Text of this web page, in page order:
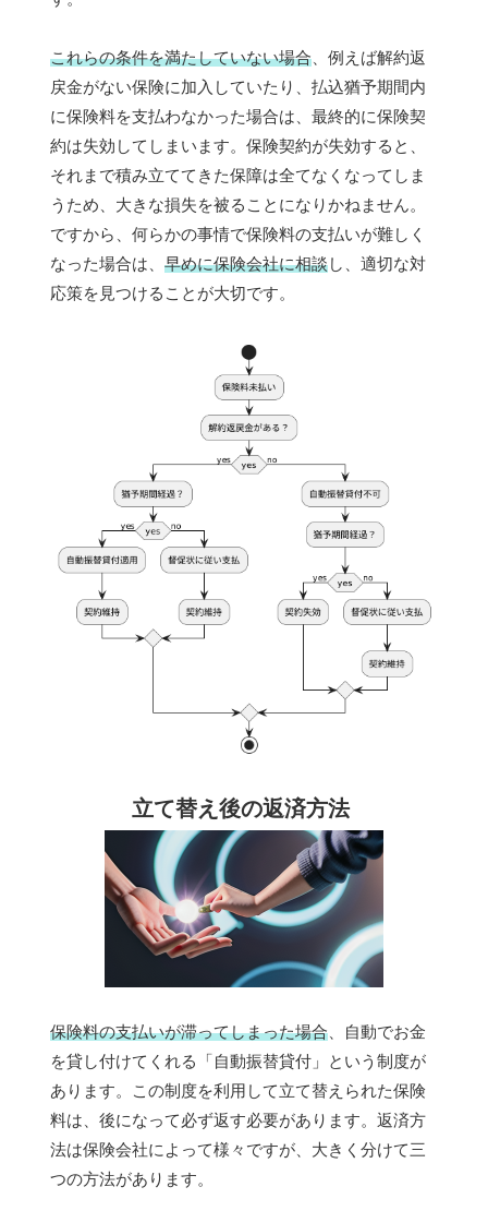
これらの条件を満たしていない場合 、例えば解約返
戻金がない保険に加入していたり、払込猶予期間内
に保険料を支払わなかった場合は、最終的に保険契
約は失効してしまいます。保険契約が失効すると、
それまで積み立ててきた保障は全てなくなってしま
うため、大きな損失を被ることになりかねません。
ですから、何らかの事情で保険料の支払いが難しく
なった場合は、 早めに保険会社に相談し、適切な対
応策を見つけることが大切です。
立て替え後の返済方法
保険料の支払いが滞ってしまった場合 、自動でお金
を貸し付けてくれる「自動振替貸付」という制度が
あります。この制度を利用して立て替えられた保険
料は、後になって必ず返す必要があります。返済方
法は保険会社によって様々ですが、大きく分けて三
つの方法があります。